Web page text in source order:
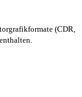
(CDR,